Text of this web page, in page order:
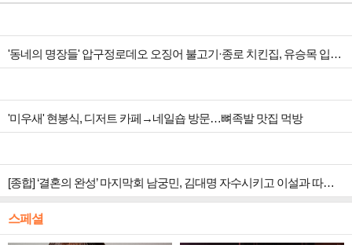
'동네의 명장들' 압구정로데오 오징어 불고기·종로 치킨집, 유승목 입맛 저격
'미우새' 현봉식, 디저트 카페→네일숍 방문…뼈족발 맛집 먹방
[종합] ‘결혼의 완성’ 마지막회 남궁민, 김대명 자수시키고 이설과 따뜻한 안녕
스페셜